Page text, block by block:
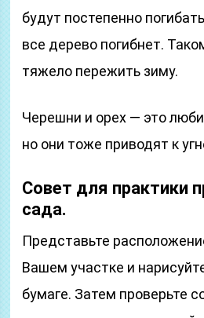
будут постепенно
все дерево погибнет.
тяжело пережить зиму.
Черешни и орех — это
но они тоже приводят к
Совет для практики
сада.
Представьте
Вашем участке и
бумаге. Затем проверьте